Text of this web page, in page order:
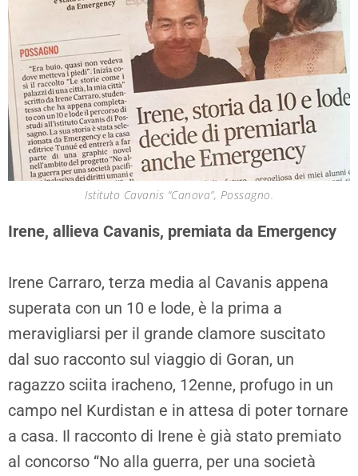
Istituto Cavanis “Canova”, Possagno.
Irene, allieva Cavanis, premiata da Emergency
Irene Carraro, terza media al Cavanis appena
superata con un 10 e lode, è la prima a
meravigliarsi per il grande clamore suscitato
dal suo racconto sul viaggio di Goran, un
ragazzo sciita iracheno, 12enne, profugo in un
campo nel Kurdistan e in attesa di poter tornare
a casa. Il racconto di Irene è già stato premiato
al concorso “No alla guerra, per una società